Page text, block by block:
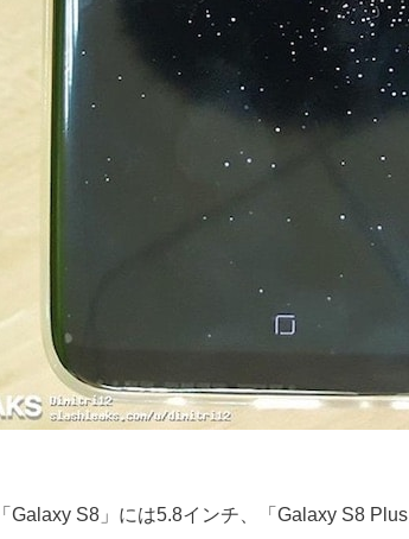
Galaxy S8」には5.8インチ、「Galaxy S8